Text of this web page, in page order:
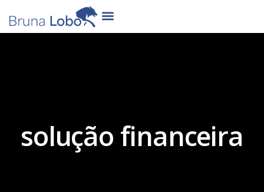
solução financeira